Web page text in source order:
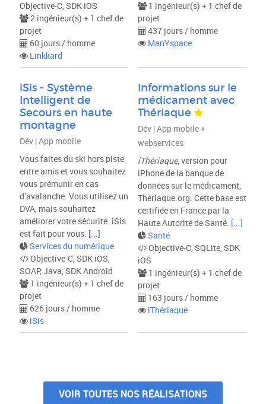
Objective-C, SDK iOS
2 ingénieur(s) + 1 chef de
projet
60 jours / homme
Linkkard
1 ingénieur(s) + 1 chef de
projet
437 jours / homme
ManYspace
iSis - Système
Intelligent de
Secours en haute
montagne
Dév | App mobile
Vous faites du ski hors piste
entre amis et vous souhaitez
vous prémunir en cas
d’avalanche. Vous utilisez un
DVA, mais souhaitez
améliorer votre sécurité. iSis
est fait pour vous. [...]
Services du numérique
Objective-C, SDK iOS,
SOAP, Java, SDK Android
1 ingénieur(s) + 1 chef de
projet
626 jours / homme
iSis
Informations sur le
médicament avec
Thériaque
Dév | App mobile +
webservices
iThériaque, version pour
iPhone de la banque de
données sur le médicament,
Thériaque.org. Cette base est
certifiée en France par la
Haute Autorité de Santé. [...]
Santé
Objective-C, SQLite, SDK
iOS
1 ingénieur(s) + 1 chef de
projet
163 jours / homme
iThériaque
VOIR TOUTES NOS RÉALISATIONS